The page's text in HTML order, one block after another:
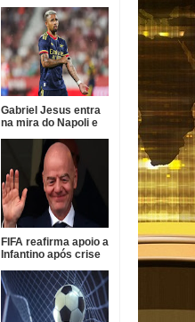
Gabriel Jesus entra
na mira do Napoli e
FIFA reafirma apoio a
Infantino após crise
comercial